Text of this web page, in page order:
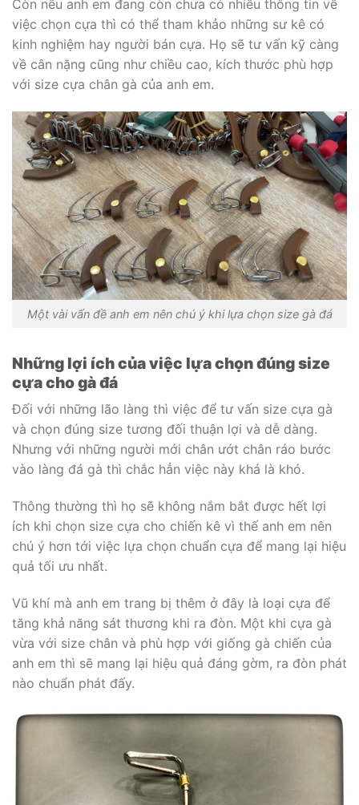
Còn nếu anh em đang còn chưa có nhiều thông tin về
việc chọn cựa thì có thể tham khảo những sư kê có
kinh nghiệm hay người bán cựa. Họ sẽ tư vấn kỹ càng
về cân nặng cũng như chiều cao, kích thước phù hợp
với size cựa chân gà của anh em.
Một vài vấn đề anh em nên chú ý khi lựa chọn size gà đá
Những lợi ích của việc lựa chọn đúng size
cựa cho gà đá
Đối với những lão làng thì việc để tư vấn size cựa gà
và chọn đúng size tương đối thuận lợi và dễ dàng.
Nhưng với những người mới chân ướt chân ráo bước
vào làng đá gà thì chắc hẳn việc này khá là khó.
Thông thường thì họ sẽ không nắm bắt được hết lợi
ích khi chọn size cựa cho chiến kê vì thế anh em nên
chú ý hơn tới việc lựa chọn chuẩn cựa để mang lại hiệu
quả tối ưu nhất.
Vũ khí mà anh em trang bị thêm ở đây là loại cựa để
tăng khả năng sát thương khi ra đòn. Một khi cựa gà
vừa với size chân và phù hợp với giống gà chiến của
anh em thì sẽ mang lại hiệu quả đáng gờm, ra đòn phát
nào chuẩn phát đấy.